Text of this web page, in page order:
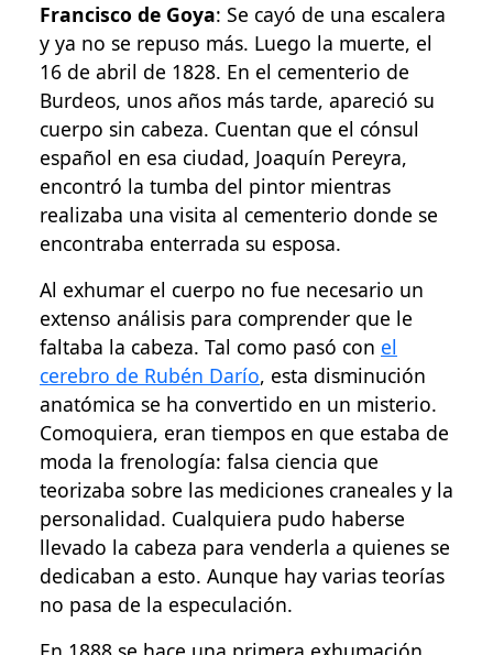
Francisco de Goya: Se cayó de una escalera
y ya no se repuso más. Luego la muerte, el
16 de abril de 1828. En el cementerio de
Burdeos, unos años más tarde, apareció su
cuerpo sin cabeza. Cuentan que el cónsul
español en esa ciudad, Joaquín Pereyra,
encontró la tumba del pintor mientras
realizaba una visita al cementerio donde se
encontraba enterrada su esposa.
Al exhumar el cuerpo no fue necesario un
extenso análisis para comprender que le
faltaba la cabeza. Tal como pasó con el
cerebro de Rubén Darío, esta disminución
anatómica se ha convertido en un misterio.
Comoquiera, eran tiempos en que estaba de
moda la frenología: falsa ciencia que
teorizaba sobre las mediciones craneales y la
personalidad. Cualquiera pudo haberse
llevado la cabeza para venderla a quienes se
dedicaban a esto. Aunque hay varias teorías
no pasa de la especulación.